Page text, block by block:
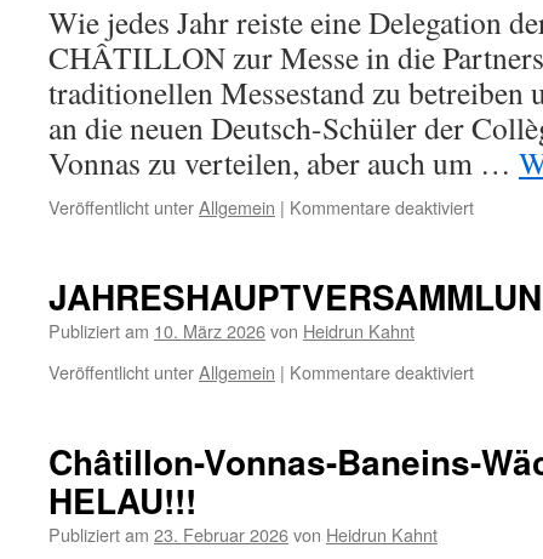
Wie jedes Jahr reiste eine Delegation
CHÂTILLON zur Messe in die
traditionellen Messestand zu betreiben
an die neuen Deutsch-Schüler der
Vonnas zu verteilen, aber auch um …
Veröffentlicht unterAllgemein | Kommentare deaktiviertfür
Publiziert am 10. März 2026von Heidrun Kahnt
Veröffentlicht unterAllgemein | Kommentare deaktiviertfür
Châtillon-Vonnas-Baneins-
HELAU!!!
Publiziert am 23. Februar 2026von Heidrun Kahnt